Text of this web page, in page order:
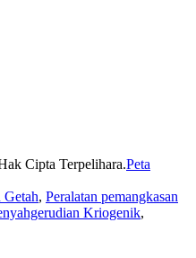
Cipta Terpelihara.Peta
Getah, Peralatan pemangkasan
Kriogenik,